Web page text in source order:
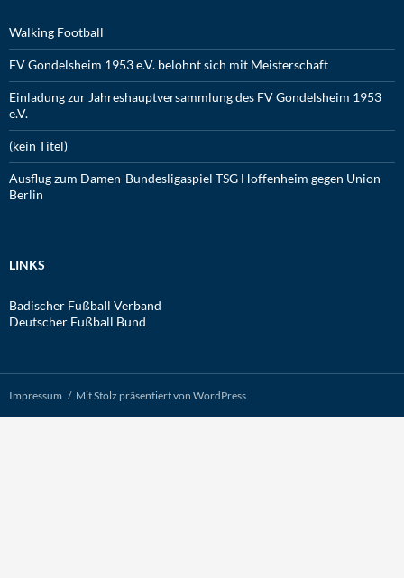
Walking Football
FV Gondelsheim 1953 e.V. belohnt sich mit Meisterschaft
Einladung zur Jahreshauptversammlung des FV Gondelsheim 1953
e.V.
(kein Titel)
Ausflug zum Damen-Bundesligaspiel TSG Hoffenheim gegen Union
Berlin
LINKS
Badischer Fußball Verband
Deutscher Fußball Bund
Impressum Mit Stolz präsentiert von WordPress